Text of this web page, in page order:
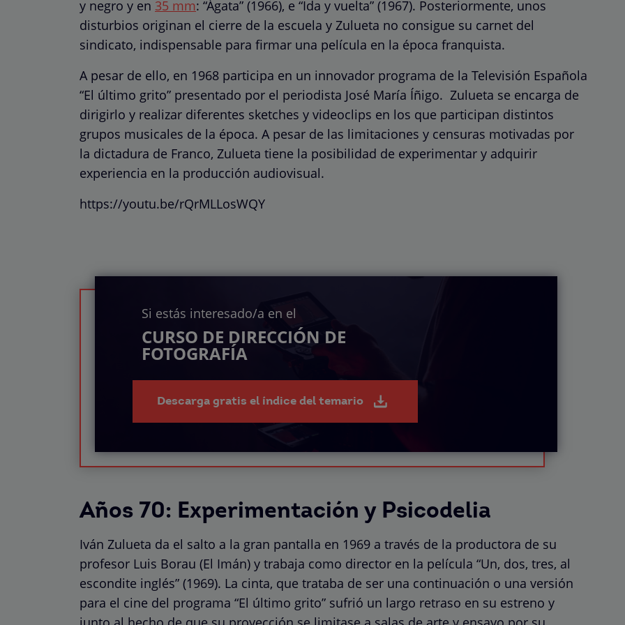
y negro y en 35 mm: “Ágata” (1966), e “Ida y vuelta” (1967). Posteriormente, unos
disturbios originan el cierre de la escuela y Zulueta no consigue su carnet del
sindicato, indispensable para firmar una película en la época franquista.
A pesar de ello, en 1968 participa en un innovador programa de la Televisión Española
“El último grito” presentado por el periodista José María Íñigo. Zulueta se encarga de
dirigirlo y realizar diferentes sketches y videoclips en los que participan distintos
grupos musicales de la época. A pesar de las limitaciones y censuras motivadas por
la dictadura de Franco, Zulueta tiene la posibilidad de experimentar y adquirir
experiencia en la producción audiovisual.
https://youtu.be/rQrMLLosWQY
Si estás interesado/a en el
CURSO DE DIRECCIÓN DE
FOTOGRAFÍA
Descarga gratis el índice del temario
Años 70: Experimentación y Psicodelia
Iván Zulueta da el salto a la gran pantalla en 1969 a través de la productora de su
profesor Luis Borau (El Imán) y trabaja como director en la película “Un, dos, tres, al
escondite inglés” (1969). La cinta, que trataba de ser una continuación o una versión
para el cine del programa “El último grito” sufrió un largo retraso en su estreno y